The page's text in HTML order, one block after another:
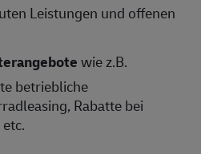
Leistungen und offenen
wie z.B.
betriebliche
Rabatte bei